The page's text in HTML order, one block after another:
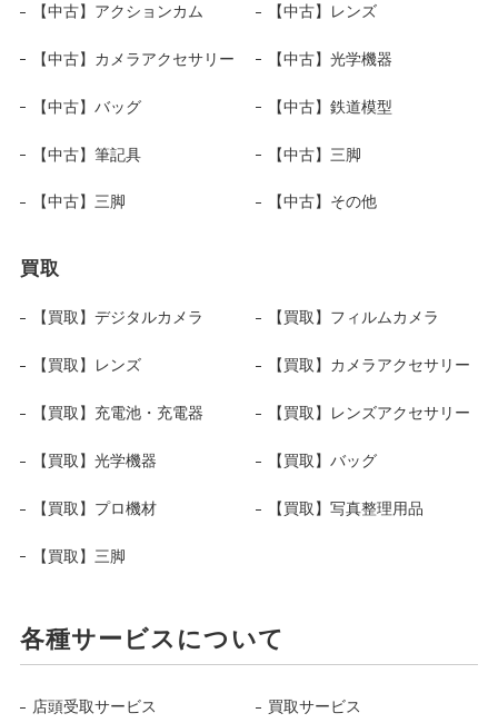
【中古】アクションカム 【中古】レンズ
【中古】カメラアクセサリー 【中古】光学機器
【中古】バッグ 【中古】鉄道模型
【中古】筆記具 【中古】三脚
【中古】三脚 【中古】その他
買取
【買取】デジタルカメラ 【買取】フィルムカメラ
【買取】レンズ 【買取】カメラアクセサリー
【買取】充電池・充電器 【買取】レンズアクセサリー
【買取】光学機器 【買取】バッグ
【買取】プロ機材 【買取】写真整理用品
【買取】三脚
各種サービスについて
店頭受取サービス 買取サービス